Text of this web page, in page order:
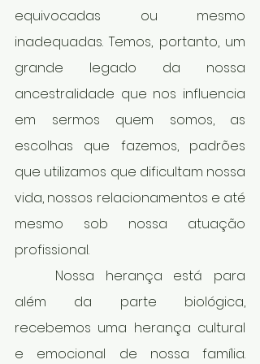
equivocadas ou mesmo
inadequadas. Temos, portanto, um
grande legado da nossa
ancestralidade que nos influencia
em sermos quem somos, as
escolhas que fazemos, padrões
que utilizamos que dificultam nossa
vida, nossos relacionamentos e até
mesmo sob nossa atuação
profissional.
além da parte biológica,
recebemos uma herança cultural
e emocional de nossa família.